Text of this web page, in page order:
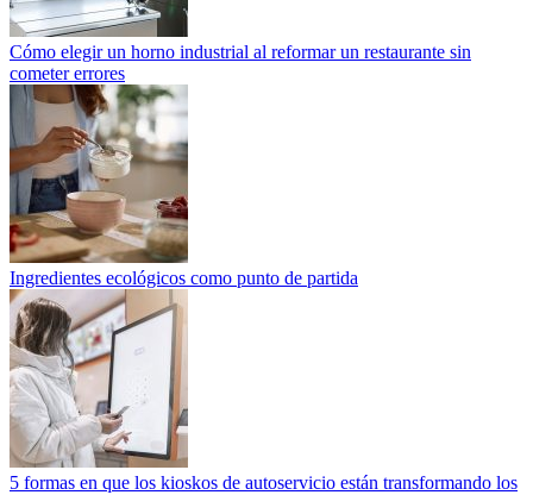
Cómo elegir un horno industrial al reformar un restaurante sin
cometer errores
Ingredientes ecológicos como punto de partida
5 formas en que los kioskos de autoservicio están transformando los